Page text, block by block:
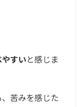
すいと感じま
苦みを感じた